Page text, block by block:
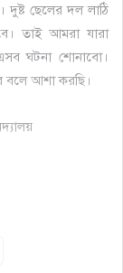
দুষ্ট ছেলের দল লাঠি
তাই আমরা যারা
ঘটনা শোনাবো।
বলে আশা করছি।